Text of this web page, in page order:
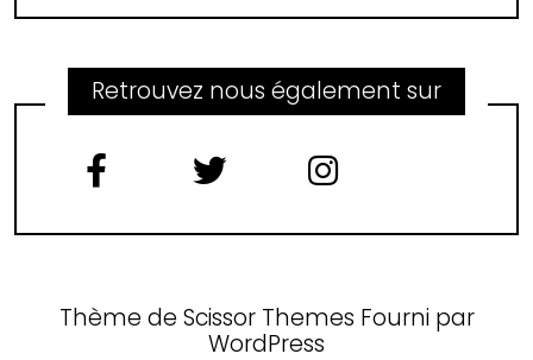
Retrouvez nous également sur
Thème de Scissor Themes Fourni par
WordPress